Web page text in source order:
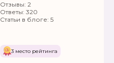
Отзывы: 2
Ответы: 320
Статьи в блоге: 5
3 место рейтинга